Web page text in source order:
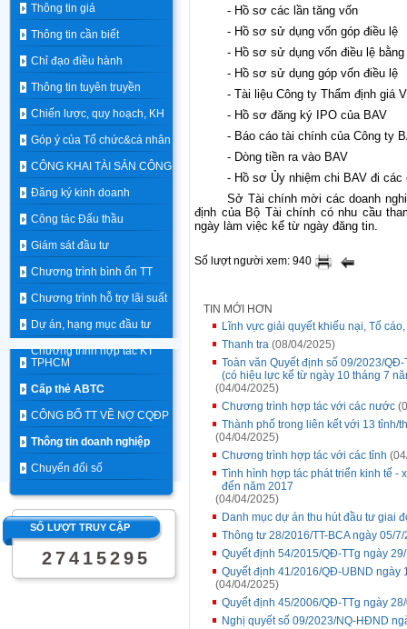
Thông tin giá
Thông tin cần biết
Chỉ đạo điều hành
Thông tin tuyên truyền
Chiến lược, quy hoạch, KH
Góp ý của Tổ chức&cá nhân
CÔNG KHAI TÀI SẢN CÔNG
Đăng ký kinh doanh
Công tác Đấu thầu
Giám sát đầu tư
Chương trình bình ổn TT
Chương trình hỗ trợ lãi suất
Dự án, hạng mục đầu tư
Chương trình hợp tác KT
TPHCM
Cấp thẻ ABTC
CÔNG BỐ TT VỀ NỢ CQĐP
Thông tin doanh nghiệp
Chuyển đổi số
SỐ LƯỢT TRUY CẬP
2 7 4 1 5 2 9 5
- Hồ sơ các lần tăng vốn
- Hồ sơ sử dụng vốn góp điều lệ
- Hồ sơ sử dụng vốn điều lệ bằng
- Hồ sơ sử dụng góp vốn điều lệ
- Tài liệu Công ty Thẩm định giá
- Hồ sơ đăng ký IPO của BAV
- Báo cáo tài chính của Công ty
- Dòng tiền ra vào BAV
- Hồ sơ Ủy nhiệm chi BAV đi
Sở Tài chính mời các doanh
định của Bộ Tài chính có nhu cầu
ngày làm việc kể từ ngày đăng tin.
Số lượt người xem: 940
TIN MỚI HƠN
Lĩnh vực giải quyết khiếu nại, Tố
Thanh tra (08/04/2025)
Toàn văn Quyết định số 09/2023/
(có hiệu lực kể từ ngày 10 tháng 7
(04/04/2025)
Chương trình hợp tác với các nước
Thành phố trong liên kết với 13 tỉnh/
(04/04/2025)
Chương trình hợp tác với các tỉnh
Tình hình hợp tác phát triển kinh tế -
đến năm 2017
(04/04/2025)
Danh mục dự án thu hút đầu tư giai
Thông tư 28/2016/TT-BCA ngày 05/
Quyết định 54/2015/QĐ-TTg ngày
Quyết định 41/2016/QĐ-UBND ngày
(04/04/2025)
Quyết định 45/2006/QĐ-TTg ngày
Nghị quyết số 09/2023/NQ-HĐND